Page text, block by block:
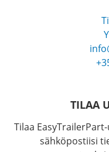
TILAA
Tilaa
sähköpostiisi